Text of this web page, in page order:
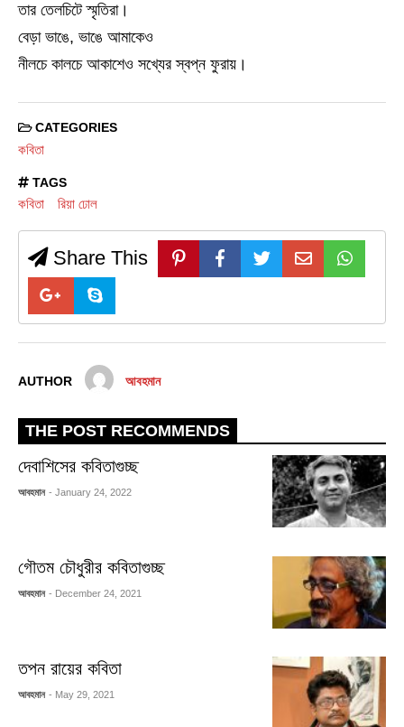
তার তেলচিটে স্মৃতিরা।
বেড়া ভাঙে, ভাঙে আমাকেও
নীলচে কালচে আকাশেও সখ্যের স্বপ্ন ফুরায়।
CATEGORIES
কবিতা
TAGS
কবিতা রিয়া ঢোল
Share This
AUTHOR আবহমান
THE POST RECOMMENDS
দেবাশিসের কবিতাগুচ্ছ
আবহমান - January 24, 2022
গৌতম চৌধুরীর কবিতাগুচ্ছ
আবহমান - December 24, 2021
তপন রায়ের কবিতা
আবহমান - May 29, 2021